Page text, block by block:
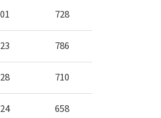
728
786
710
658